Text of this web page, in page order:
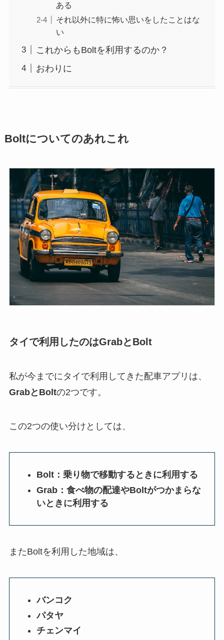
ある
それ以外に特に怖い思いをしたことはな
い
これからもBoltを利用するのか？
おわりに
Boltについてのあれこれ
タイで利用したのはGrabとBolt
私が今までにタイで利用してきた配車アプリは、
GrabとBoltの2つです。
この2つの使い分けとしては、
Bolt：乗り物で移動するときに利用する
Grab：食べ物の配達やBoltがつかまらな
いときに利用する
またBoltを利用した地域は、
バンコク
パタヤ
チェンマイ